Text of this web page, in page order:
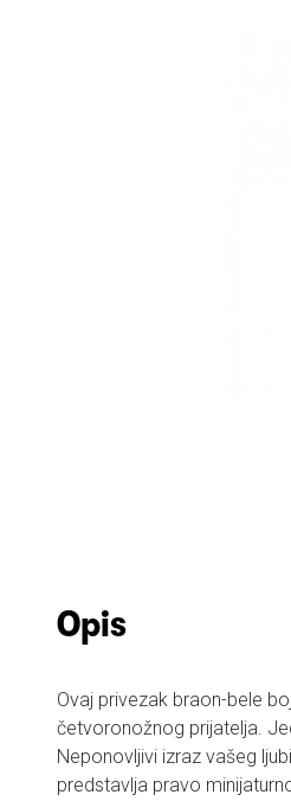
Opis
Ovaj privezak braon-bele
četvoronožnog prijatelja.
Neponovljivi izraz vašeg
predstavlja pravo